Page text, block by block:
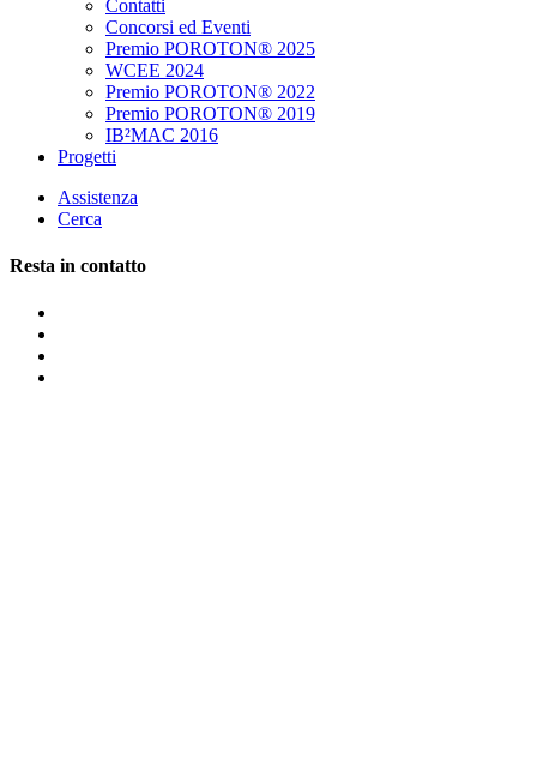
Contatti
Concorsi ed Eventi
Premio POROTON® 2025
WCEE 2024
Premio POROTON® 2022
Premio POROTON® 2019
IB²MAC 2016
Progetti
Assistenza
Cerca
Resta in contatto